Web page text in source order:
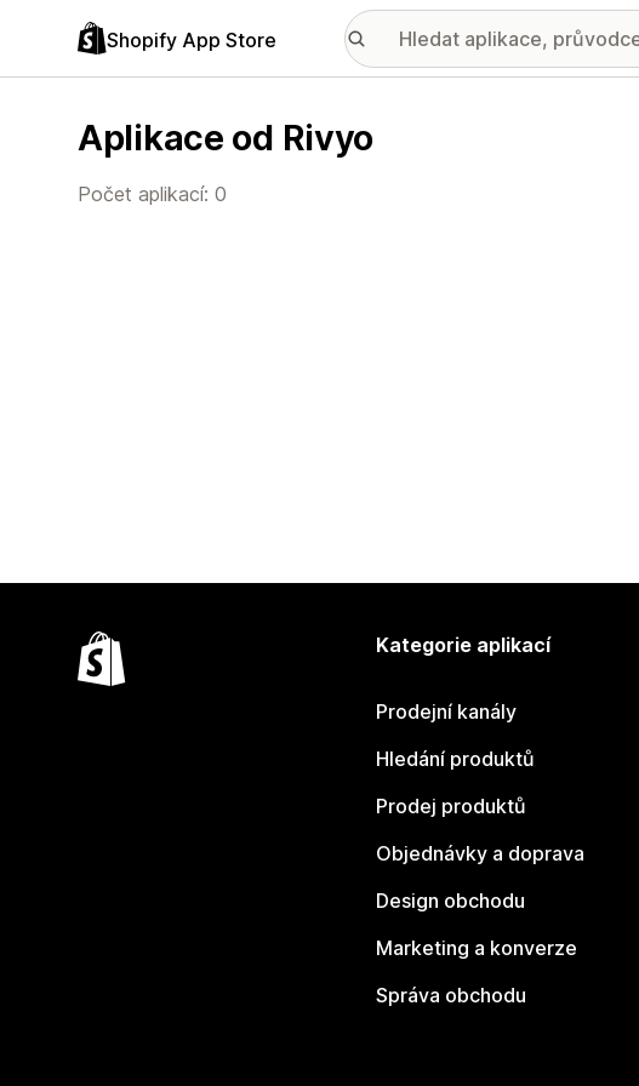
Shopify App Store
Aplikace od Rivyo
Počet aplikací: 0
Kategorie aplikací
Prodejní kanály
Hledání produktů
Prodej produktů
Objednávky a doprava
Design obchodu
Marketing a konverze
Správa obchodu